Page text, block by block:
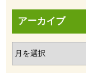
アーカイブ
ー